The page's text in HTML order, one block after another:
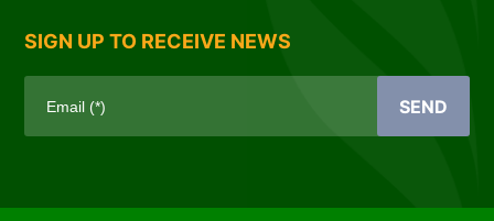
SIGN UP TO RECEIVE NEWS
Email (*) SEND